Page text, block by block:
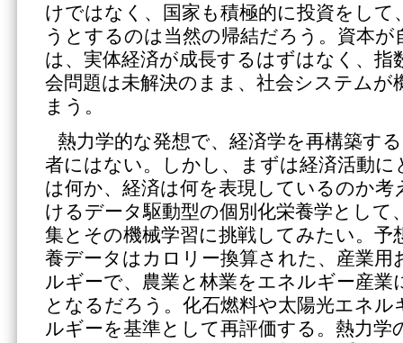
けではなく、国家も積極的に投資をして
うとするのは当然の帰結だろう。資本
は、実体経済が成長するはずはなく、指
会問題は未解決のまま、社会システムが
まう。
熱力学的な発想で、経済学を再構築す
者にはない。しかし、まずは経済活動に
は何か、経済は何を表現しているのか考
けるデータ駆動型の個別化栄養学として
集とその機械学習に挑戦してみたい。予
養データはカロリー換算された、産業用
ルギーで、農業と林業をエネルギー産業
となるだろう。化石燃料や太陽光エネ
ルギーを基準として再評価する。熱力学